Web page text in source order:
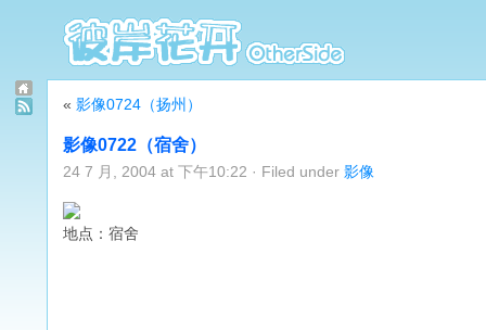
« 影像0724（扬州）
影像0722（宿舍）
24 7 月, 2004 at 下午10:22 · Filed under 影像
地点：宿舍